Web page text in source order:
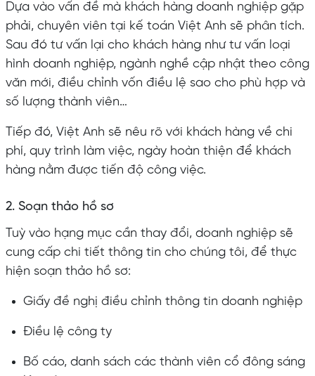
Dựa vào vấn đề mà khách hàng doanh nghiệp gặp
phải, chuyên viên tại kế toán Việt Anh sẽ phân tích.
Sau đó tư vấn lại cho khách hàng như tư vấn loại
hình doanh nghiệp, ngành nghề cập nhật theo công
văn mới, điều chỉnh vốn điều lệ sao cho phù hợp và
số lượng thành viên…
Tiếp đó, Việt Anh sẽ nêu rõ với khách hàng về chi
phí, quy trình làm việc, ngày hoàn thiện để khách
hàng nằm được tiến độ công việc.
2. Soạn thảo hồ sơ
Tuỳ vào hạng mục cần thay đổi, doanh nghiệp sẽ
cung cấp chi tiết thông tin cho chúng tôi, để thực
hiện soạn thảo hồ sơ:
Giấy đề nghị điều chỉnh thông tin doanh nghiệp
Điều lệ công ty
Bố cáo, danh sách các thành viên cổ đông sáng